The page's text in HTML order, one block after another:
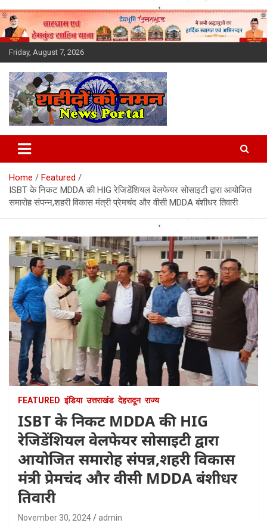
Skip
to
content
Friday, August 7, 2026
Latest News Today, Breaking
News, Uttarakhand News in
Hindi
Home
Featured
ISBT के निकट MDDA की HIG रेजिडेंशियल वेलफेयर सोसाइटी द्वारा आयोजित
समारोह संपन्न,शहरी विकास मंत्री प्रेमचंद और वीसी MDDA बंशीधर तिवारी
FEATURED इंडिया उत्तराखंड देहरादून राज्य
ISBT के निकट MDDA की HIG
रेजिडेंशियल वेलफेयर सोसाइटी द्वारा
आयोजित समारोह संपन्न,शहरी विकास
मंत्री प्रेमचंद और वीसी MDDA बंशीधर
तिवारी
November 30, 2024 admin